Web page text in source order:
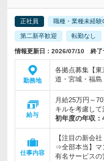
正社員 職種・業種未経験
第二新卒歓迎 転勤なし
情報更新日：2026/07/10 終了
勤務地
各拠点募集【
道・宮城・福島
給与
月給25万円～
キルを考慮し
初年度の年収：
仕事内容
【注目の新会
⇒全部本当】マ
有名サービスの